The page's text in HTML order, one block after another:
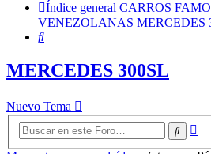
Índice general CARROS
VENEZOLANAS MERCEDES
Buscar
MERCEDES 300SL
Nuevo Tema
Buscar